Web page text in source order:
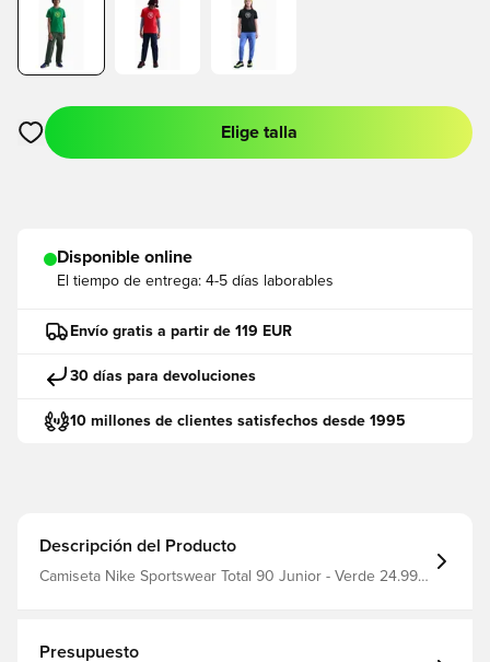
Abre un modal para iniciar sesión o registrarse como miembro
Elige talla
Disponible online
El tiempo de entrega: 4-5 días laborables
Envío gratis a partir de 119 EUR
30 días para devoluciones
10 millones de clientes satisfechos desde 1995
Descripción del Producto
Camiseta Nike Sportswear Total 90 Junior - Verde 24.99
Presupuesto